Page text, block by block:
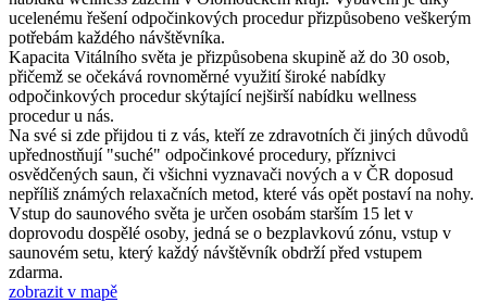
ucelenému řešení odpočinkových procedur přizpůsobeno veškerým
potřebám každého návštěvníka.
Kapacita Vitálního světa je přizpůsobena skupině až do 30 osob,
přičemž se očekává rovnoměrné využití široké nabídky
odpočinkových procedur skýtající nejširší nabídku wellness
procedur u nás.
Na své si zde přijdou ti z vás, kteří ze zdravotních či jiných důvodů
upřednostňují "suché" odpočinkové procedury, příznivci
osvědčených saun, či všichni vyznavači nových a v ČR doposud
nepříliš známých relaxačních metod, které vás opět postaví na nohy.
Vstup do saunového světa je určen osobám starším 15 let v
doprovodu dospělé osoby, jedná se o bezplavkovú zónu, vstup v
saunovém setu, který každý návštěvník obdrží před vstupem
zdarma.
zobrazit v mapě